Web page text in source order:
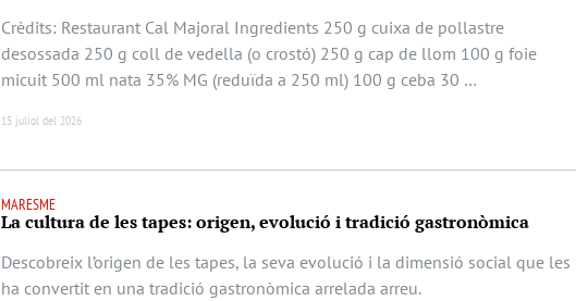
Crèdits: Restaurant Cal Majoral Ingredients 250 g cuixa de pollastre
desossada 250 g coll de vedella (o crostó) 250 g cap de llom 100 g foie
micuit 500 ml nata 35% MG (reduïda a 250 ml) 100 g ceba 30 …
15 juliol del 2026
MARESME
La cultura de les tapes: origen, evolució i tradició gastronòmica
Descobreix l’origen de les tapes, la seva evolució i la dimensió social que les
ha convertit en una tradició gastronòmica arrelada arreu.